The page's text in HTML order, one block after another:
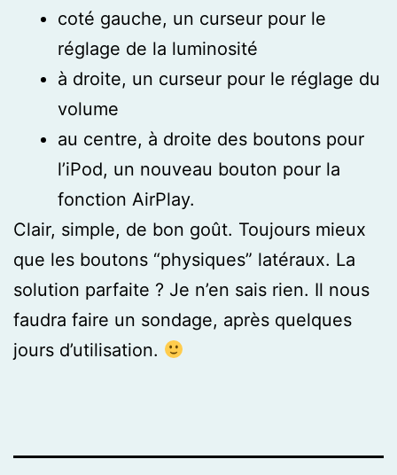
coté gauche, un curseur pour le
réglage de la luminosité
à droite, un curseur pour le réglage du
volume
au centre, à droite des boutons pour
l’iPod, un nouveau bouton pour la
fonction AirPlay.
Clair, simple, de bon goût. Toujours mieux
que les boutons “physiques” latéraux. La
solution parfaite ? Je n’en sais rien. Il nous
faudra faire un sondage, après quelques
jours d’utilisation.